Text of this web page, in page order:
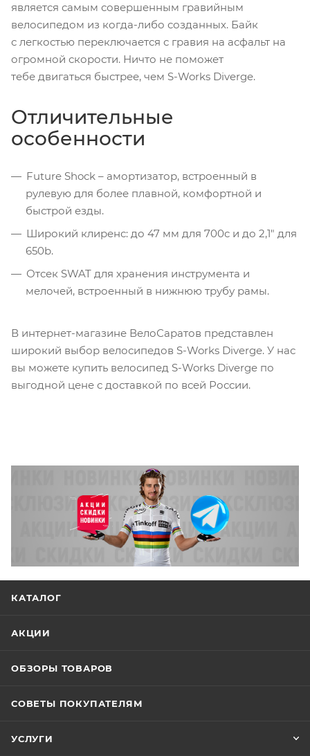
является самым совершенным гравийным
велосипедом из когда-либо созданных. Байк
с легкостью переключается с гравия на асфальт на
огромной скорости. Ничто не поможет
тебе двигаться быстрее, чем S-Works Diverge.
Отличительные
особенности
Future Shock – амортизатор, встроенный в
рулевую для более плавной, комфортной и
быстрой езды.
Широкий клиренс: до 47 мм для 700c и до 2,1" для
650b.
Отсек SWAT для хранения инструмента и
мелочей, встроенный в нижнюю трубу рамы.
В интернет-магазине ВелоСаратов представлен
широкий выбор велосипедов S-Works Diverge. У нас
вы можете купить велосипед S-Works Diverge по
выгодной цене с доставкой по всей России.
КАТАЛОГ
АКЦИИ
ОБЗОРЫ ТОВАРОВ
СОВЕТЫ ПОКУПАТЕЛЯМ
УСЛУГИ